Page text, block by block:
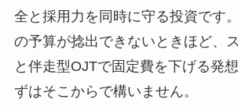
全と採用力を同時に守る投資です
の予算が捻出できないときほど、
と伴走型OJTで固定費を下げる発
ずはそこからで構いません。